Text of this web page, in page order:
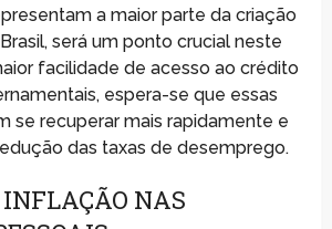
a maior parte da criação
será um ponto crucial neste
facilidade de acesso ao crédito
espera-se que essas
se recuperar mais rapidamente e
das taxas de desemprego.
NAS